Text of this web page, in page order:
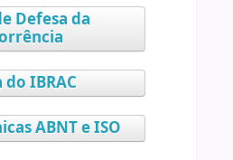
Defesa da
do IBRAC
ABNT e ISO